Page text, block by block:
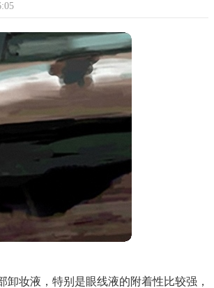
妆液，特别是眼线液的附着性比较强，